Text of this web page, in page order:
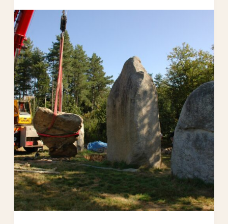
Fourgon
à
Avrillé
(Vendée)